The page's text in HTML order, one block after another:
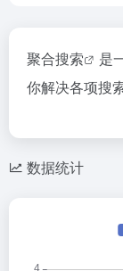
聚合搜索
是
你解决各项搜
数据统计